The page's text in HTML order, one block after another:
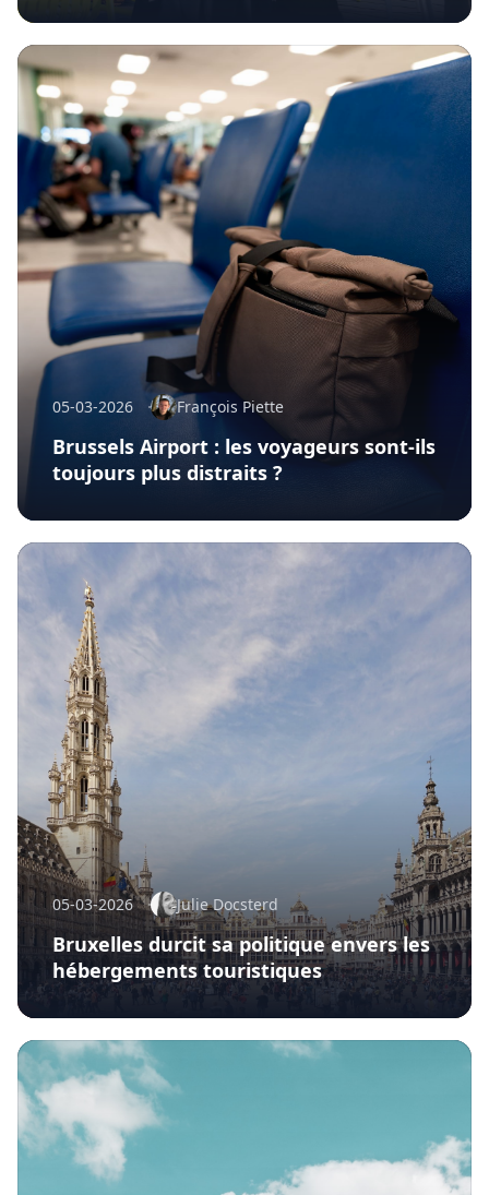
05-03-2026 François Piette
Brussels Airport : les voyageurs sont-ils
toujours plus distraits ?
05-03-2026 Julie Docsterd
Bruxelles durcit sa politique envers les
hébergements touristiques